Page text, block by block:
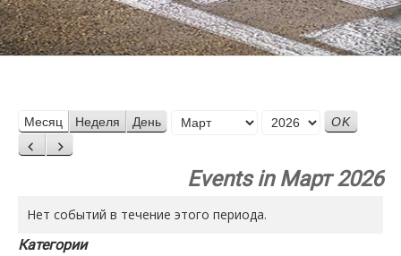
Месяц Неделя День
Месяц
Назад
Вперед
Events in Март 2026
Нет событий в течение этого периода.
Категории